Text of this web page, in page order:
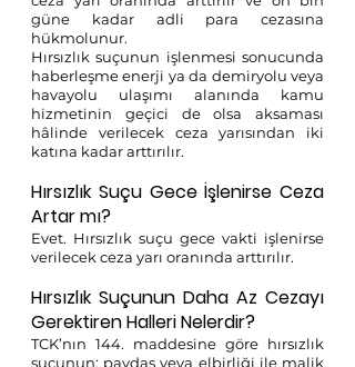
güne kadar adli para cezasına
hükmolunur.
Hırsızlık suçunun işlenmesi sonucunda
haberleşme enerji ya da demiryolu veya
havayolu ulaşımı alanında kamu
hizmetinin geçici de olsa aksaması
hâlinde verilecek ceza yarısından iki
katına kadar arttırılır.
Hırsızlık Suçu Gece İşlenirse Ceza
Artar mı?
Evet. Hırsızlık suçu gece vakti işlenirse
verilecek ceza yarı oranında arttırılır.
Hırsızlık Suçunun Daha Az Cezayı
Gerektiren Halleri Nelerdir?
TCK’nın 144. maddesine göre hırsızlık
suçunun; paydaş veya elbirliği ile malik